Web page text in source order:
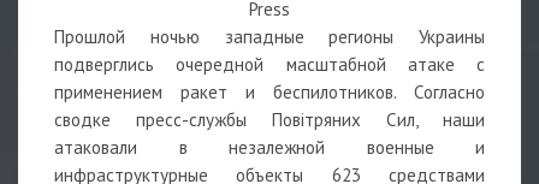
Press
Прошлой ночью западные регионы Украины
подверглись очередной масштабной атаке с
применением ракет и беспилотников. Согласно
сводке пресс-службы Повітряних Сил, наши
атаковали в незалежной военные и
инфраструктурные объекты 623 средствами